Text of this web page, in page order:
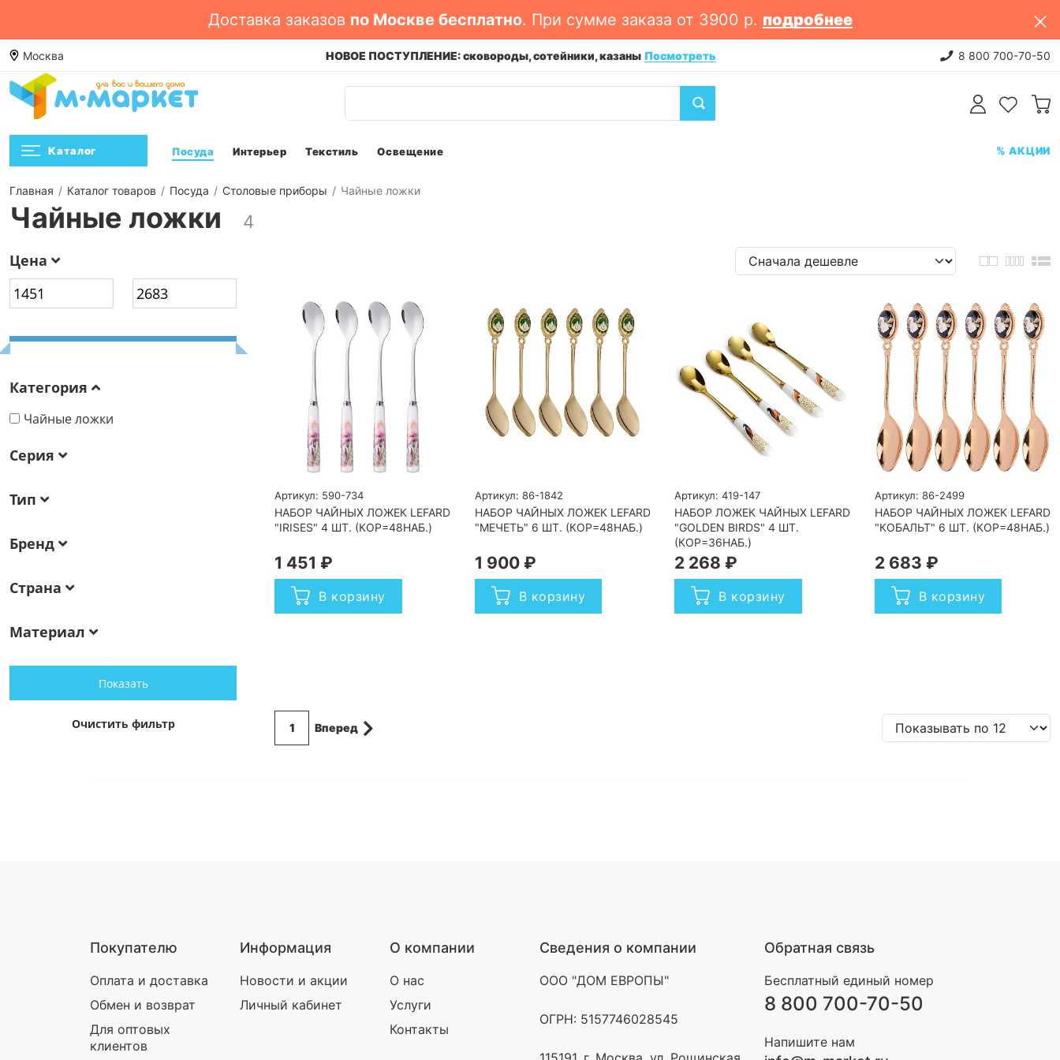
Доставка заказов по Москве бесплатно. При сумме заказа от 3900 р. подробнее
Москва
Смотреть -> НОВОЕ ПОСТУПЛЕНИЕ: сковороды, сотейники, казаны Посмотреть НОВИНКИ: постельное белье.
8 800 700-70-50
Каталог Посуда Интерьер Текстиль Освещение % АКЦИИ
Главная Каталог товаров Посуда Столовые приборы Чайные ложки
Чайные ложки 4
Цена
Категория
Чайные ложки
Серия
Тип
Бренд
Страна
Материал
Очистить фильтр
Артикул: 590-734
НАБОР ЧАЙНЫХ ЛОЖЕК LEFARD
"IRISES" 4 ШТ. (КОР=48НАБ.)
1 451 ₽
В корзину
Артикул: 86-1842
НАБОР ЧАЙНЫХ ЛОЖЕК LEFARD
"МЕЧЕТЬ" 6 ШТ. (КОР=48НАБ.)
1 900 ₽
В корзину
Артикул: 419-147
НАБОР ЛОЖЕК ЧАЙНЫХ LEFARD
"GOLDEN BIRDS" 4 ШТ.
(КОР=36НАБ.)
2 268 ₽
В корзину
Артикул: 86-2499
НАБОР ЧАЙНЫХ ЛОЖЕК LEFARD
"КОБАЛЬТ" 6 ШТ. (КОР=48НАБ.)
2 683 ₽
В корзину
1 Вперед
Покупателю
Оплата и доставка
Обмен и возврат
Для оптовых
клиентов
Информация
Новости и акции
Личный кабинет
О компании
О нас
Услуги
Контакты
Сведения о компании
ООО "ДОМ ЕВРОПЫ"
ОГРН: 5157746028545
Обратная связь
Бесплатный единый номер
8 800 700-70-50
Напишите нам